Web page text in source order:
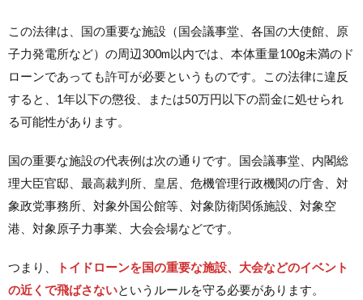
この法律は、国の重要な施設（国会議事堂、各国の大使館、原
子力発電所など）の周辺300m以内では、本体重量100g未満のド
ローンであっても許可が必要というものです。この法律に違反
すると、1年以下の懲役、または50万円以下の罰金に処せられ
る可能性があります。
国の重要な施設の代表例は次の通りです。国会議事堂、内閣総
理大臣官邸、最高裁判所、皇居、危機管理行政機関の庁舎、対
象政党事務所、対象外国公館等、対象防衛関係施設、対象空
港、対象原子力事業、大会会場などです。
つまり、
トイドローンを国の重要な施設、大会などのイベント
の近くで飛ばさないというルールを守る必要があります。